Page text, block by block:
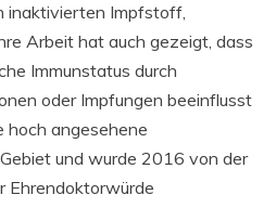
inaktivierten Impfstoff,
Arbeit hat auch gezeigt, dass
Immunstatus durch
oder Impfungen beeinflusst
hoch angesehene
und wurde 2016 von der
Ehrendoktorwürde